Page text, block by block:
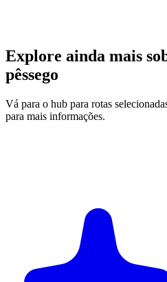
Explore ainda mais
pêssego
Vá para o hub para rotas
para mais informações.